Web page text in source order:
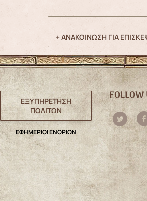
+ ΑΝΑΚΟΙΝΩΣΗ ΓΙΑ
ΕΞΥΠΗΡΕΤΗΣΗ
ΠΟΛΙΤΩΝ
ΕΦΗΜΕΡΙΟΙ ΕΝΟΡΙΩΝ
FOLLOW